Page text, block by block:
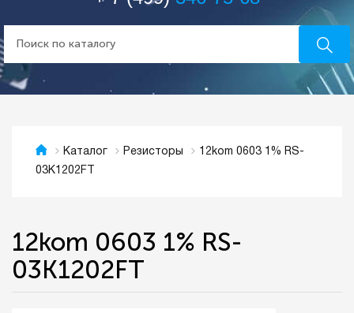
Каталог Резисторы
12kom 0603 1% RS-
03K1202FT
12kom 0603 1% RS-
03K1202FT